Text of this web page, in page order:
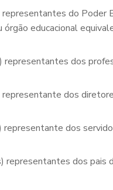
do Poder
órgão educacional
representantes dos
representante dos
representante dos
representantes dos pais